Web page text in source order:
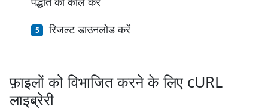
रिजल्ट डाउनलोड करें
फ़ाइलों को विभाजित करने के लिए cURL
लाइब्रेरी